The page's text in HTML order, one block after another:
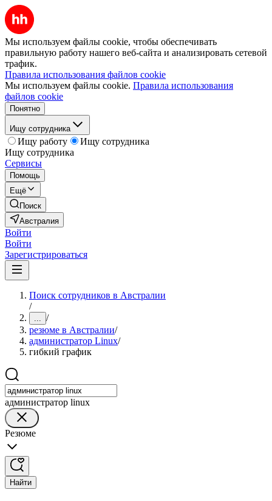
Мы используем файлы cookie, чтобы обеспечивать
правильную работу нашего веб-сайта и анализировать сетевой
трафик.
Правила использования файлов cookie
Мы используем файлы cookie. Правила использования
файлов cookie
Понятно
Ищу сотрудника
Ищу работу
Ищу сотрудника
Ищу сотрудника
Сервисы
Помощь
Ещё
Поиск
Австралия
Войти
Войти
Зарегистрироваться
Поиск сотрудников в Австралии
/
... /
резюме в Австралии/
администратор Linux/
гибкий график
администратор linux
Резюме
Найти